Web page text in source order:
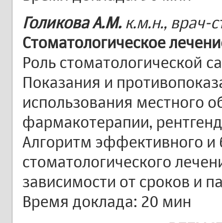
Голикова А.М. к.м.н., врач-
Стоматологическое
Роль стоматологической
Показания и
использования местного
фармакотерапии,
Алгоритм эффективного и
стоматологического
зависимости от сроков и
Время доклада: 20 мин